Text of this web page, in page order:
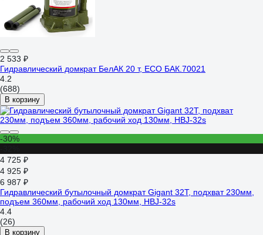
2 533 ₽
Гидравлический домкрат БелАК 20 т, ECO БАК.70021
4.2
(688)
В корзину
-30%
4 725 ₽
4 925 ₽
6 987 ₽
Гидравлический бутылочный домкрат Gigant 32Т, подхват 230мм,
подъем 360мм, рабочий ход 130мм, HBJ-32s
4.4
(26)
В корзину